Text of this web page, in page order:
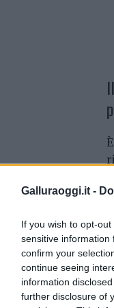
Galluraoggi.it -
If you wish to opt-
sensitive information
confirm your
continue seeing
information
further disclosure of
delle emissioni